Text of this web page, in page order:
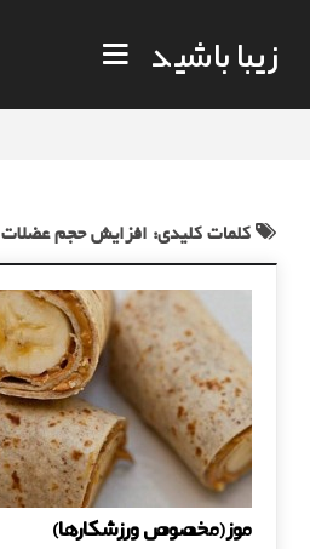
زیبا باشید
کلمات کلیدی: افزایش حجم عضلات
موز(مخصوص ورزشکارها)